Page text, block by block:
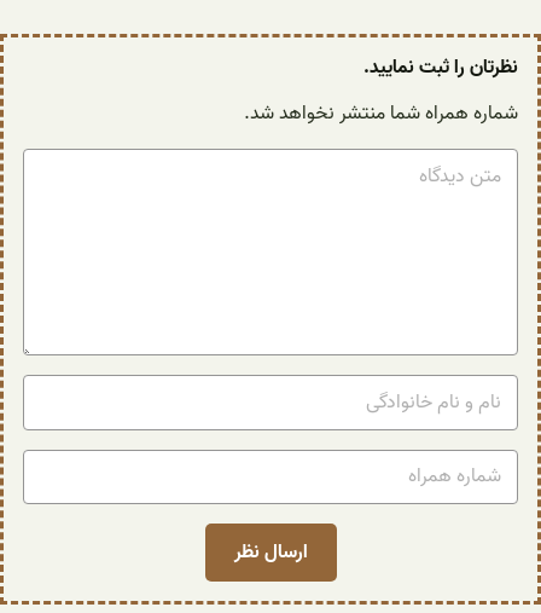
نظرتان را ثبت نمایید.
شماره همراه شما منتشر نخواهد شد.